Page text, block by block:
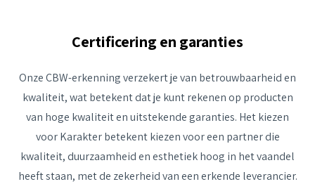
Certificering en garanties
Onze CBW-erkenning verzekert je van betrouwbaarheid en
kwaliteit, wat betekent dat je kunt rekenen op producten
van hoge kwaliteit en uitstekende garanties. Het kiezen
voor Karakter betekent kiezen voor een partner die
kwaliteit, duurzaamheid en esthetiek hoog in het vaandel
heeft staan, met de zekerheid van een erkende leverancier.